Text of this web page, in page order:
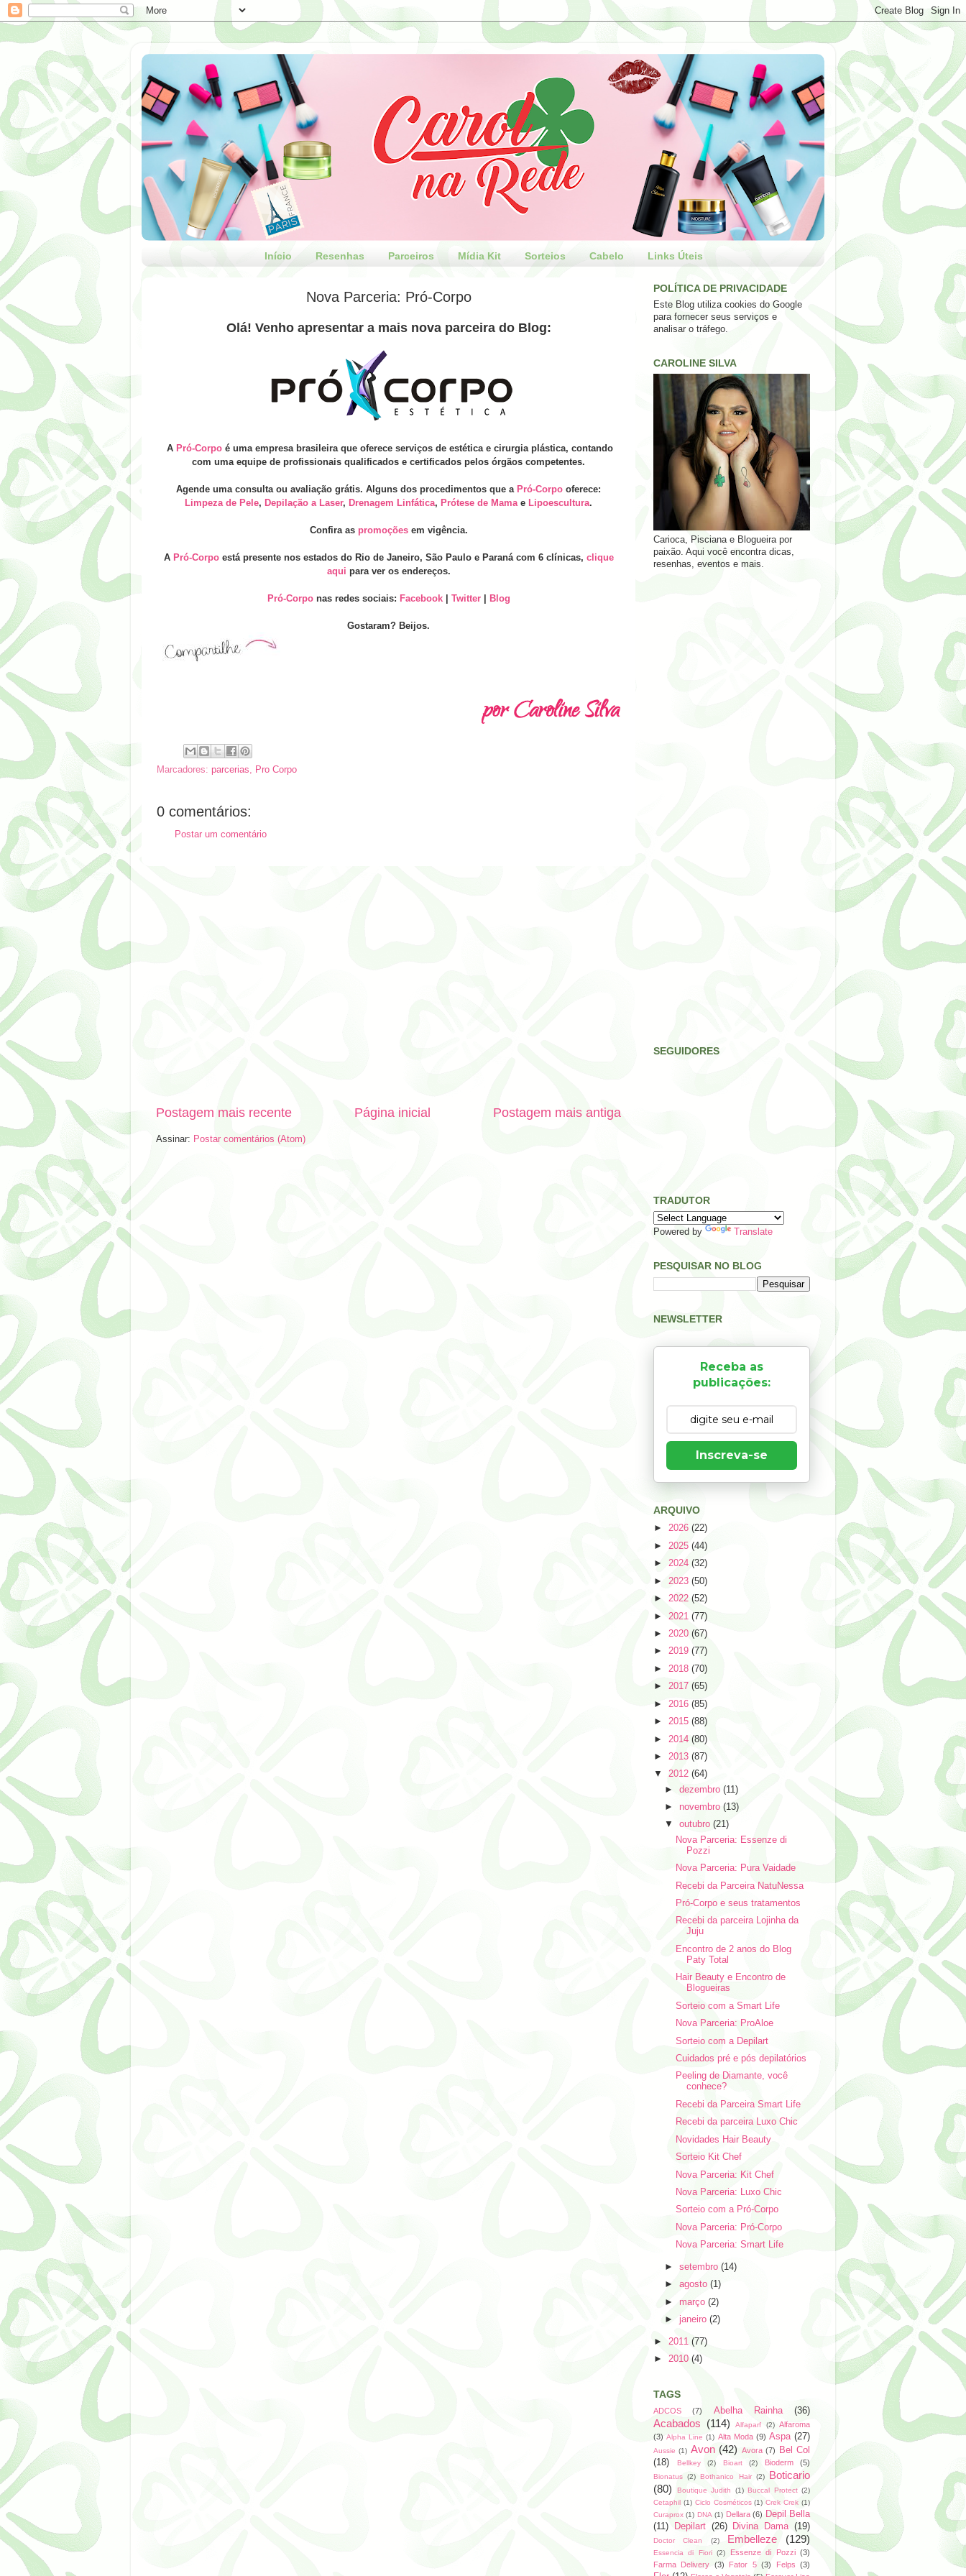
Início Resenhas Parceiros Mídia Kit Sorteios Cabelo Links Úteis
Nova Parceria: Pró-Corpo
Olá! Venho apresentar a mais nova parceira do Blog:
A Pró-Corpo é uma empresa brasileira que oferece serviços de estética e cirurgia plástica, contando
com uma equipe de profissionais qualificados e certificados pelos órgãos competentes.
Agende uma consulta ou avaliação grátis. Alguns dos procedimentos que a Pró-Corpo oferece:
Limpeza de Pele, Depilação a Laser, Drenagem Linfática, Prótese de Mamae Lipoescultura.
Confira as promoçõesem vigência.
A Pró-Corpoestá presente nos estados do Rio de Janeiro, São Paulo e Paraná com 6 clínicas, clique
aqui para ver os endereços.
Pró-Corponas redes sociais: Facebook| Twitter| Blog
Gostaram? Beijos.
Marcadores: parcerias Pro Corpo
0 comentários:
Postar um comentário
Postagem mais recente Postagem mais antiga
Página inicial
Assinar: Postar comentários (Atom)
POLÍTICA DE PRIVACIDADE
Este Blog utiliza cookies do Google
para fornecer seus serviços e
analisar o tráfego.
CAROLINE SILVA
Carioca, Pisciana e Blogueira por
paixão. Aqui você encontra dicas,
resenhas, eventos e mais.
SEGUIDORES
TRADUTOR
Powered by Translate
PESQUISAR NO BLOG
NEWSLETTER
Receba as
publicações:
Inscreva-se
ARQUIVO
► 2026 (22)
► 2025 (44)
► 2024 (32)
► 2023 (50)
► 2022 (52)
► 2021 (77)
► 2020 (67)
► 2019 (77)
► 2018 (70)
► 2017 (65)
► 2016 (85)
► 2015 (88)
► 2014 (80)
► 2013 (87)
▼ 2012 (64)
►dezembro(11)
► novembro(13)
▼outubro(21)
Nova Parceria: Essenze di
Pozzi
Nova Parceria: Pura Vaidade
Recebi da Parceira NatuNessa
Pró-Corpo e seus tratamentos
Recebi da parceira Lojinha da
Juju
Encontro de 2 anos do Blog
Paty Total
Hair Beauty e Encontro de
Blogueiras
Sorteio com a Smart Life
Nova Parceria: ProAloe
Sorteio com a Depilart
Cuidados pré e pós depilatórios
Peeling de Diamante, você
conhece?
Recebi da Parceira Smart Life
Recebi da parceira Luxo Chic
Novidades Hair Beauty
Sorteio Kit Chef
Nova Parceria: Kit Chef
Nova Parceria: Luxo Chic
Sorteio com a Pró-Corpo
Nova Parceria: Pró-Corpo
Nova Parceria: Smart Life
►setembro(14)
►agosto(1)
►março(2)
► janeiro(2)
► 2011 (77)
► 2010 (4)
TAGS
ADCOS (7) Abelha Rainha (36)
Acabados (114) Alfaparf (2) Alfaroma
(3) Alpha Line (1) Alta Moda (9) Aspa (27)
Aussie (1) Avon (42) Avora (7)
Bel Col
(18)
Bellkey (2) Bioart (2) Bioderm (5)
Bionatus (2) Bothanico Hair (2)
Boticario
(80)
Boutique Judith (1) Buccal Protect (2)
Cetaphil (1) Ciclo Cosméticos (1) Crek Crek (1)
Curaprox (1) DNA (1) Dellara (6) Depil Bella
(11)
Depilart (26) Divina Dama (19)
Doctor Clean (2) Embelleze (129)
Essencia di Fiori (2) Essenze di Pozzi (3)
Farma Delivery (3) Fator 5 (3) Felps (3)